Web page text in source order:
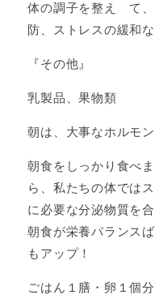
体の調子を整え て、
防、ストレスの緩和
『その他』
乳製品、果物類
朝は、大事なホルモ
朝食をしっかり食べ
ら、私たちの体では
に必要な分泌物質を
朝食が栄養バランス
もアップ！
ごはん１膳・卵１個